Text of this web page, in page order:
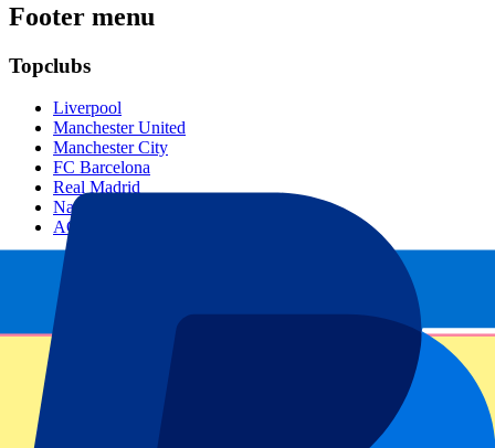
Footer menu
Topclubs
Liverpool
Manchester United
Manchester City
FC Barcelona
Real Madrid
Napoli
AC Milan
Populaire events
GP Spanje
Alle sporten